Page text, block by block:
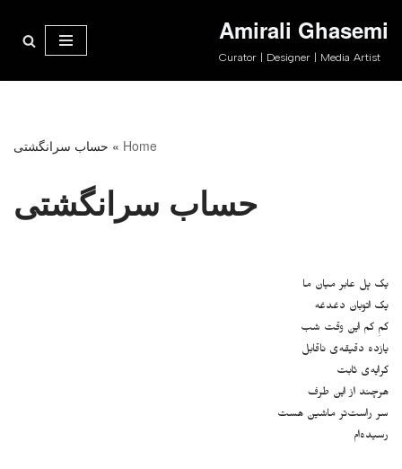
Amirali Ghasemi
Curator | Designer | Media Artist
Home
» حساب سر‌انگشتی
حساب سر‌انگشتی
یک پل عابر میان ما
یک اتوبان دغدغه
کمِ کم این وقت شب
یازده دقیقه‌ی نا‌قابل
کرایه‌ی ثابت
هرچند از این طرف
سر راست‌تر ماشین هست
رسیده‌ام